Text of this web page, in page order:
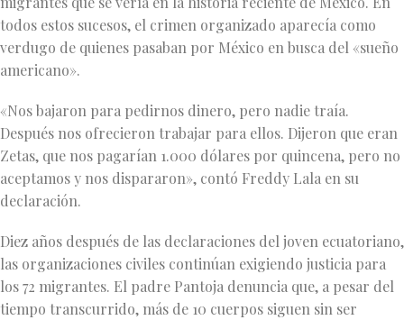
todos estos sucesos, el crimen organizado aparecía como
verdugo de quienes pasaban por México en busca del «sueño
americano».
«Nos bajaron para pedirnos dinero, pero nadie traía.
Después nos ofrecieron trabajar para ellos. Dijeron que eran
Zetas, que nos pagarían 1.000 dólares por quincena, pero no
aceptamos y nos dispararon», contó Freddy Lala en su
declaración.
Diez años después de las declaraciones del joven ecuatoriano,
las organizaciones civiles continúan exigiendo justicia para
los 72 migrantes. El padre Pantoja denuncia que, a pesar del
tiempo transcurrido, más de 10 cuerpos siguen sin ser